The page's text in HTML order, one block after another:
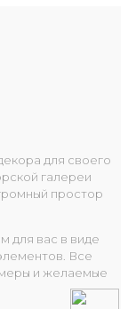
для своего
галереи
простор
для вас в виде
Все
и желаемые